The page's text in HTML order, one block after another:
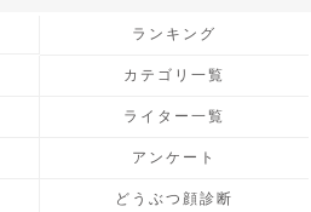
ランキング
カテゴリ一覧
ライター一覧
アンケート
どうぶつ顔診断